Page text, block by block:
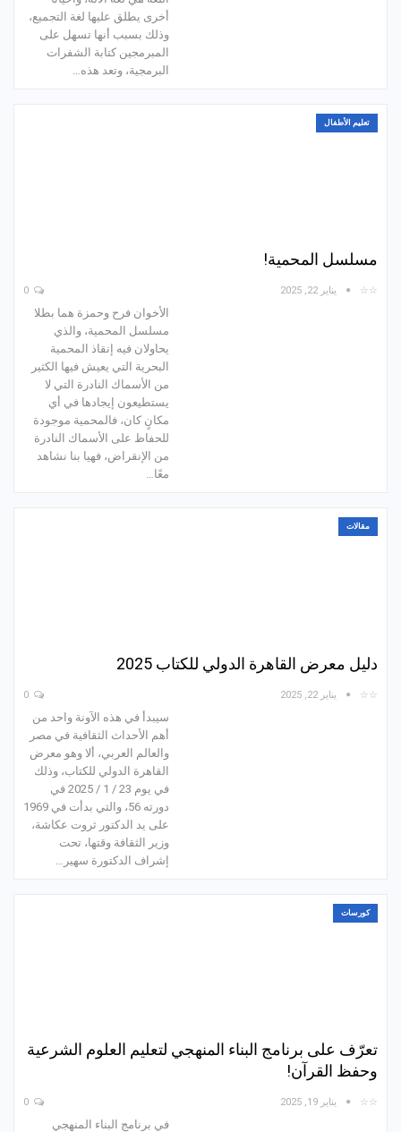
أخرى يطلق عليها لغة التجميع،
وذلك بسبب أنها تسهل على
المبرمجين كتابة الشفرات
البرمجية، وتعد هذه…
تعليم الأطفال
مسلسل المحمية!
☆☆ يناير 22, 2025
الأخوان فرح وحمزة هما بطلا
مسلسل المحمية، والذي
يحاولان فيه إنقاذ المحمية
البحرية التي يعيش فيها الكثير
من الأسماك النادرة التي لا
يستطيعون إيجادها في أي
مكانٍ كان، فالمحمية موجودة
للحفاظ على الأسماك النادرة
من الإنقراض، فهيا بنا نشاهد
معًا…
مقالات
دليل معرض القاهرة الدولي للكتاب 2025
☆☆ يناير 22, 2025
سيبدأ في هذه الآونة واحد من
أهم الأحداث الثقافية في مصر
والعالم العربي، ألا وهو معرض
القاهرة الدولي للكتاب، وذلك
في يوم 23 / 1 / 2025 في
دورته 56، والتي بدأت في 1969
على يد الدكتور ثروت عكاشة،
وزير الثقافة وقتها، تحت
إشراف الدكتورة سهير…
كورسات
تعرّف على برنامج البناء المنهجي لتعليم العلوم الشرعية
وحفظ القرآن!
☆☆ يناير 19, 2025
في برنامج البناء المنهجي